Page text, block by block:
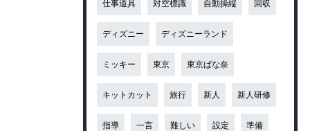
仕事道具 対空標識 自動操縦 回収
ディズニー ディズニーランド
ミッキー 東京 東京ばな奈
キットカット 旅行 新人 新人研修
指導 一言 難しい 設定 準備